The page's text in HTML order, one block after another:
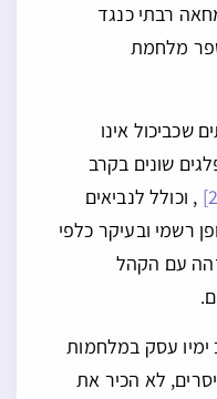
רבתי כנגד
מלחמת
שכביכול אינו
שונים בקרב
, וכולל לנביאים
רשמי ובעיקר כלפי
עם הקהל
עסק במלחמות
לא הכיר את